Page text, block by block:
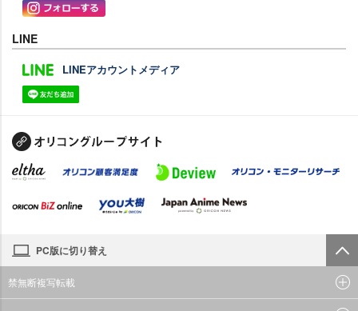
LINE
LINEアカウントメディア
PC版に切り替え
禁無断複写転載